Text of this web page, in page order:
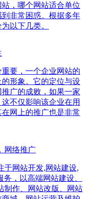
，哪个网站适合单位
非常困惑。根据多年
以下几类。
要，一个企业网站的
形象。它的定位与设
广的成败，如果一家
不仅影响该企业在用
网上的推广也是非常
网络推广
于网站开发,网站建设,
，以高端网站建设、
制作、网站改版、网站